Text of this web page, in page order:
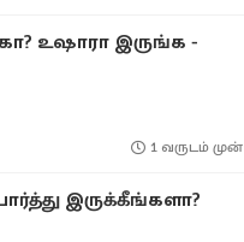
உஷாரா இருங்க -
1 வருடம் முன்
இருக்கீங்களா?